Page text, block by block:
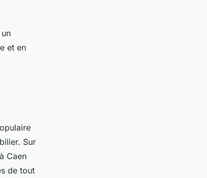
et en
Sur
Caen
de tout